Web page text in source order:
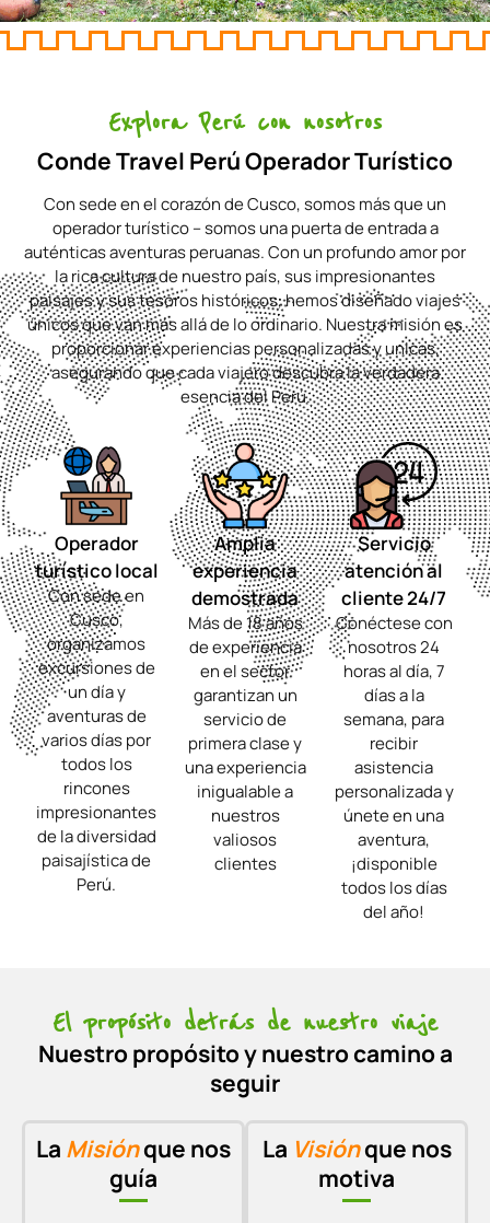
Explora Perú con nosotros
Conde Travel Perú Operador Turístico
Con sede en el corazón de Cusco, somos más que un
operador turístico – somos una puerta de entrada a
auténticas aventuras peruanas. Con un profundo amor por
la rica cultura de nuestro país, sus impresionantes
paisajes y sus tesoros históricos, hemos diseñado viajes
únicos que van más allá de lo ordinario. Nuestra misión es
proporcionar experiencias personalizadas y unicas,
asegurando que cada viajero descubra la verdadera
esencia del Perú.
Operador
turístico local
Con sede en
Cusco,
organizamos
excursiones de
un día y
aventuras de
varios días por
todos los
rincones
impresionantes
de la diversidad
paisajística de
Perú.
Amplia
experiencia
demostrada
Más de 18 años
de experiencia
en el sector
garantizan un
servicio de
primera clase y
una experiencia
inigualable a
nuestros
valiosos
clientes
Servicio
atención al
cliente 24/7
Conéctese con
nosotros 24
horas al día, 7
días a la
semana, para
recibir
asistencia
personalizada y
únete en una
aventura,
¡disponible
todos los días
del año!
El propósito detrás de nuestro viaje
Nuestro propósito y nuestro camino a
seguir
La Misiónque nos
guía
La Visiónque nos
motiva